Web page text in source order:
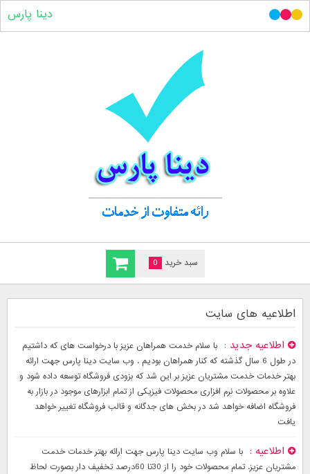
سبد خرید 0
دینا پارس
اطلاعیه های سایت
اطلاعیه جدید
با سلام خدمت همراهان عزیز با درخواست های که داشتیم
در طول 6 سال گذشته که کنار همراهان بودیم . وب سایت دینا پارس جهت ارائه
بهتر خدمات خدمت مشتریان عزیز بر این شد که بزودی فروشگاه توسعه داده شود و
علاوه بر محصولات نرم افزاری محصولات فیزیکی از تمام ابزارهای موجود در بازار به
فروشگاه اضافه خواهد شد در بخش های جدگانه و قالب فروشگاه تغییر خواهد
یافت
اطلاعیه
با سلام وب سایت دینا پارس جهت ارائه بهتر خدمات خدمت
مشتریان عزیز. تمام محصولات خود را از 30تا 60درصد تخفیف دار بصورت لحاظ